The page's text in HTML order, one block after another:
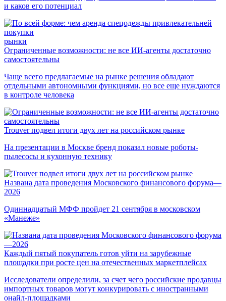
и каков его потенциал
рынки
Ограниченные возможности: не все ИИ-агенты достаточно
самостоятельны
Чаще всего предлагаемые на рынке решения обладают
отдельными автономными функциями, но все еще нуждаются
в контроле человека
Trouver подвел итоги двух лет на российском рынке
На презентации в Москве бренд показал новые роботы-
пылесосы и кухонную технику
Названа дата проведения Московского финансового форума—
2026
Одиннадцатый МФФ пройдет 21 сентября в московском
«Манеже»
Каждый пятый покупатель готов уйти на зарубежные
площадки при росте цен на отечественных маркетплейсах
Исследователи определили, за счет чего российские продавцы
импортных товаров могут конкурировать с иностранными
онайл-площадками